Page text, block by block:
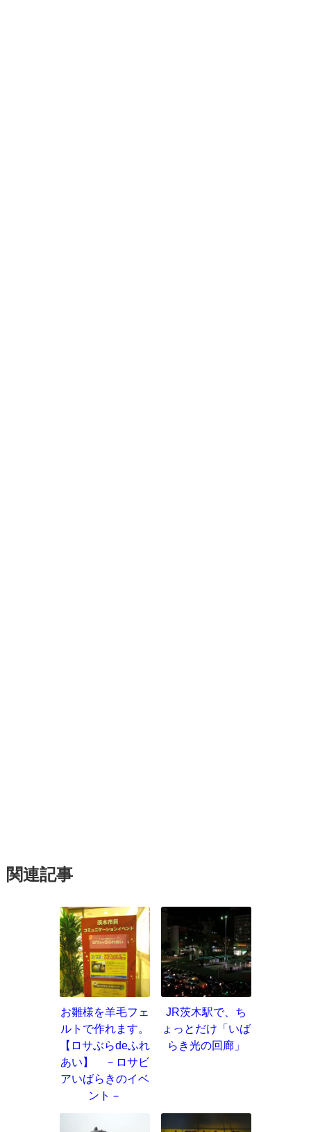
関連記事
お雛様を羊毛フェ
ルトで作れます。
【ロサぶらdeふれ
あい】 －ロサビ
アいばらきのイベ
ント－
JR茨木駅で、ち
ょっとだけ「いば
らき光の回廊」